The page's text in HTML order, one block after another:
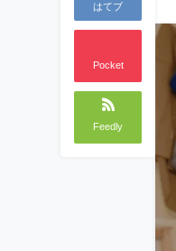
はてブ
Pocket
Feedly